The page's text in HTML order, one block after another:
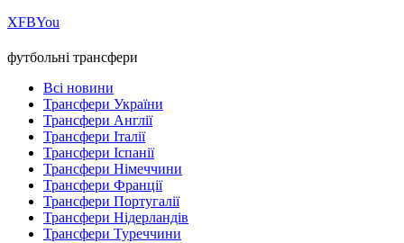
ХFBYou
футбольні трансфери
Всі новини
Трансфери України
Трансфери Англії
Трансфери Італії
Трансфери Іспанії
Трансфери Німеччини
Трансфери Франції
Трансфери Португалії
Трансфери Нідерландів
Трансфери Туреччини